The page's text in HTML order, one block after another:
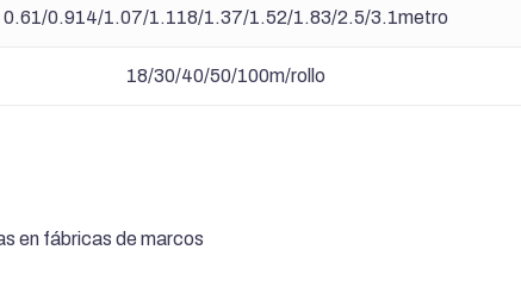
0.61/0.914/1.07/1.118/1.37/1.52/1.83/2.5/3.1metro
18/30/40/50/100m/rollo
en fábricas de marcos